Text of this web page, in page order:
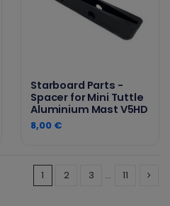
Starboard Parts -
Spacer for Mini Tuttle
Aluminium Mast V5HD
8,00 €
1 2 3 … 11